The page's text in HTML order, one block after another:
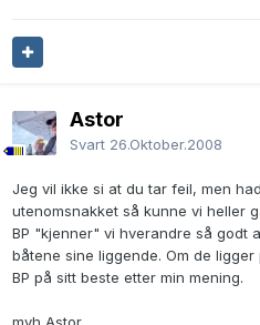
Astor
Svart 26.Oktober.2008
Jeg vil ikke si at du tar feil, men
utenomsnakket så kunne vi heller
BP "kjenner" vi hverandre så godt
båtene sine liggende. Om de
BP på sitt beste etter min mening.